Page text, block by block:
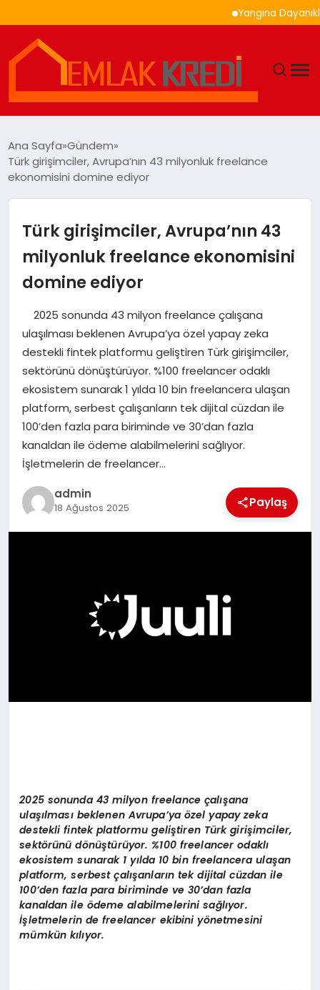
Yangına Dayanıklı
EKONOMI
MAGAZIN
SAĞLIK
SIYASET
SPOR
TEKNOLOJI
YAŞAM
Ana Sayfa Gündem
Türk girişimciler, Avrupa’nın 43 milyonluk freelance
ekonomisini domine ediyor
Türk girişimciler, Avrupa’nın 43
milyonluk freelance ekonomisini
domine ediyor
2025 sonunda 43 milyon freelance çalışana
ulaşılması beklenen Avrupa’ya özel yapay zeka
destekli fintek platformu geliştiren Türk girişimciler,
sektörünü dönüştürüyor. %100 freelancer odaklı
ekosistem sunarak 1 yılda 10 bin freelancera ulaşan
platform, serbest çalışanların tek dijital cüzdan ile
100’den fazla para biriminde ve 30’dan fazla
kanaldan ile ödeme alabilmelerini sağlıyor.
İşletmelerin de freelancer…
admin
18 Ağustos 2025 Paylaş
2025 sonunda 43 milyon freelance çalışana
ulaşılması beklenen Avrupa’ya özel yapay zeka
destekli fintek platformu geliştiren Türk girişimciler,
sektörünü dönüştürüyor. %100 freelancer odaklı
ekosistem sunarak 1 yılda 10 bin freelancera ulaşan
platform, serbest çalışanların tek dijital cüzdan ile
100’den fazla para biriminde ve 30’dan fazla
kanaldan ile ödeme alabilmelerini sağlıyor.
İşletmelerin de freelancer ekibini yönetmesini
mümkün kılıyor.